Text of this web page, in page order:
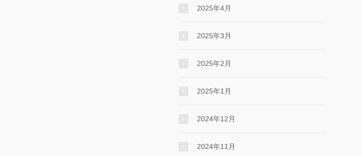
2025年4月
2025年3月
2025年2月
2025年1月
2024年12月
2024年11月